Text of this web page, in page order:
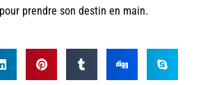
prendre son destin en main.